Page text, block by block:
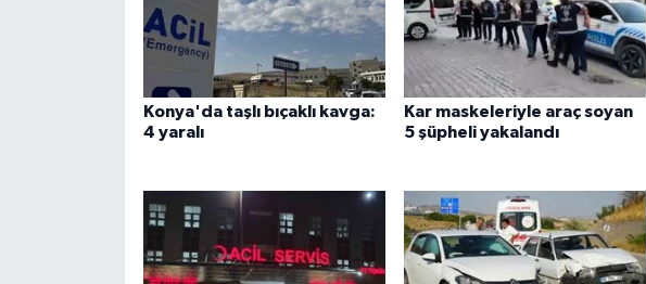
Konya'da taşlı bıçaklı kavga:
4 yaralı
Kar maskeleriyle araç soyan
5 şüpheli yakalandı